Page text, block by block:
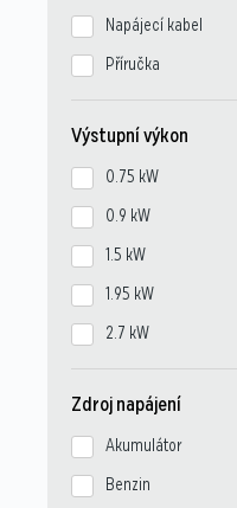
Napájecí kabel
Příručka
Výstupní výkon
0.75 kW
0.9 kW
1.5 kW
1.95 kW
2.7 kW
Zdroj napájení
Akumulátor
Benzin